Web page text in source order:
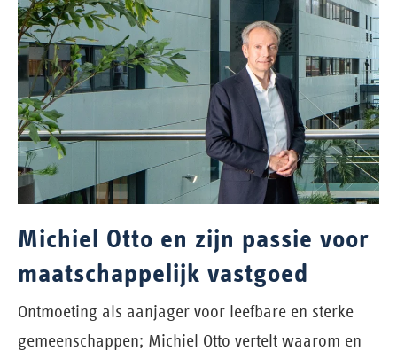
Michiel Otto en zijn passie voor
maatschappelijk vastgoed
Ontmoeting als aanjager voor leefbare en sterke
gemeenschappen; Michiel Otto vertelt waarom en